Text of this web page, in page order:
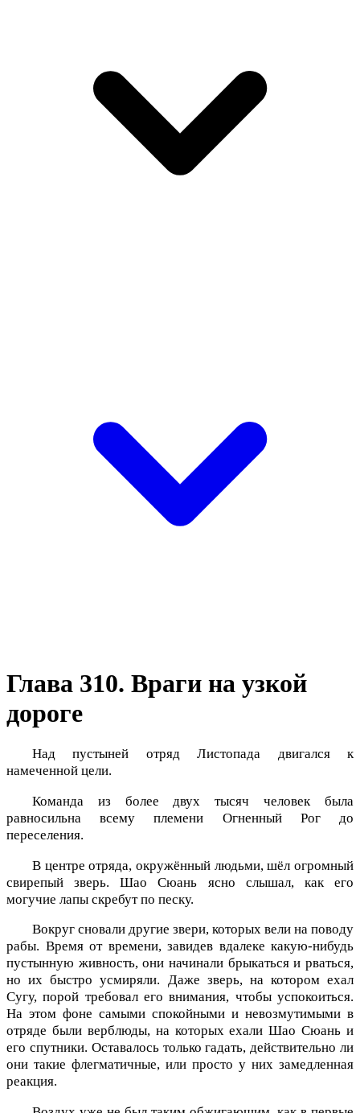
Глава 310. Враги на узкой
дороге
Над пустыней отряд Листопада двигался к
намеченной цели.
Команда из более двух тысяч человек была
равносильна всему племени Огненный Рог до
переселения.
В центре отряда, окружённый людьми, шёл огромный
свирепый зверь. Шао Сюань ясно слышал, как его
могучие лапы скребут по песку.
Вокруг сновали другие звери, которых вели на поводу
рабы. Время от времени, завидев вдалеке какую-нибудь
пустынную живность, они начинали брыкаться и рваться,
но их быстро усмиряли. Даже зверь, на котором ехал
Сугу, порой требовал его внимания, чтобы успокоиться.
На этом фоне самыми спокойными и невозмутимыми в
отряде были верблюды, на которых ехали Шао Сюань и
его спутники. Оставалось только гадать, действительно ли
они такие флегматичные, или просто у них замедленная
реакция.